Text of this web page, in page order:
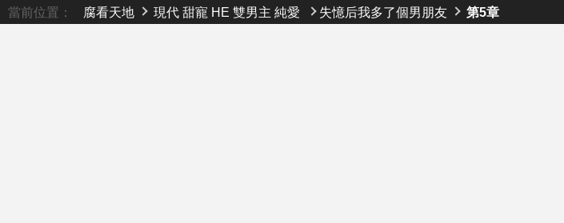
當前位置： 腐看天地 現代 甜寵 HE 雙男主 純愛 失憶后我多了個男朋友 第5章